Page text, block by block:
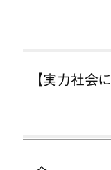
【実力社会